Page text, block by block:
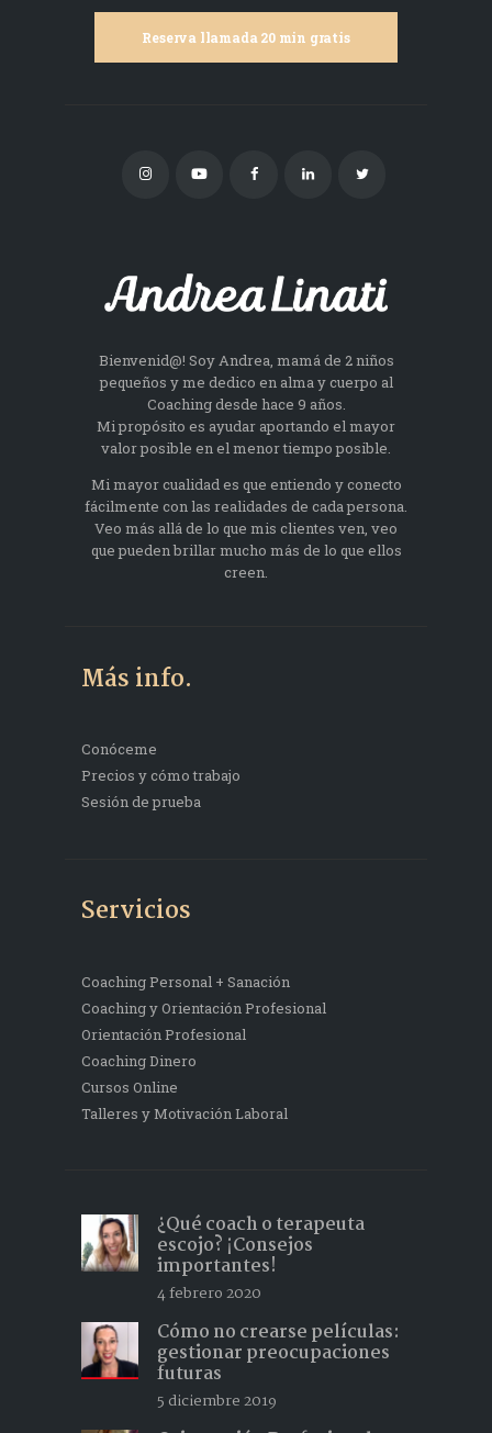
Reserva llamada 20 min gratis
Bienvenid@! Soy Andrea, mamá de 2 niños
pequeños y me dedico en alma y cuerpo al
Coaching desde hace 9 años.
Mi propósito es ayudar aportando el mayor
valor posible en el menor tiempo posible.
Mi mayor cualidad es que entiendo y conecto
fácilmente con las realidades de cada persona.
Veo más allá de lo que mis clientes ven, veo
que pueden brillar mucho más de lo que ellos
creen.
Más info.
Conóceme
Precios y cómo trabajo
Sesión de prueba
Servicios
Coaching Personal + Sanación
Coaching y Orientación Profesional
Orientación Profesional
Coaching Dinero
Cursos Online
Talleres y Motivación Laboral
¿Qué coach o terapeuta
escojo? ¡Consejos
importantes!
4 febrero 2020
Cómo no crearse películas:
gestionar preocupaciones
futuras
5 diciembre 2019